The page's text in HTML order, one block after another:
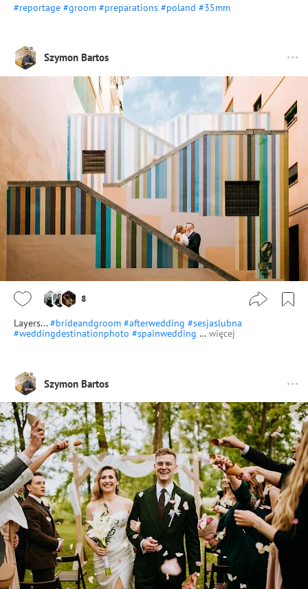
#reportage #groom #preparations #poland #35mm
Szymon Bartos
8
Layers...#brideandgroom #afterwedding #sesjaslubna
#weddingdestinationphoto #spainwedding … więcej
Szymon Bartos